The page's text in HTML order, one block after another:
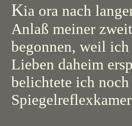
Kia ora nach
Anlaß meiner
begonnen, weil
Lieben daheim
belichtete ich